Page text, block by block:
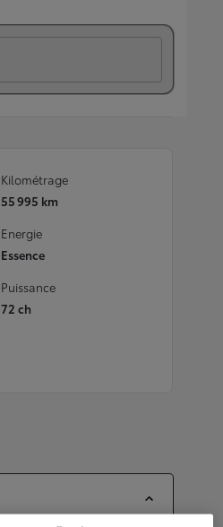
Kilométrage
55 995 km
Energie
Essence
Puissance
72 ch